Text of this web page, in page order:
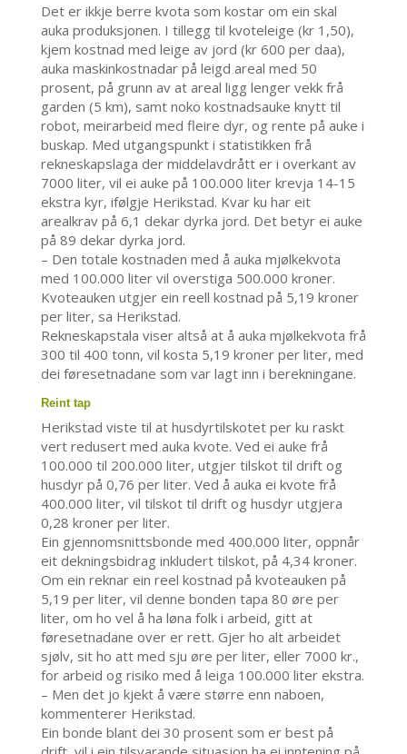
Det er ikkje berre kvota som kostar om ein skal
auka produksjonen. I tillegg til kvoteleige (kr 1,50),
kjem kostnad med leige av jord (kr 600 per daa),
auka maskinkostnadar på leigd areal med 50
prosent, på grunn av at areal ligg lenger vekk frå
garden (5 km), samt noko kostnadsauke knytt til
robot, meirarbeid med fleire dyr, og rente på auke i
buskap. Med utgangspunkt i statistikken frå
rekneskapslaga der middelavdrått er i overkant av
7000 liter, vil ei auke på 100.000 liter krevja 14-15
ekstra kyr, ifølgje Herikstad. Kvar ku har eit
arealkrav på 6,1 dekar dyrka jord. Det betyr ei auke
på 89 dekar dyrka jord.
– Den totale kostnaden med å auka mjølkekvota
med 100.000 liter vil overstiga 500.000 kroner.
Kvoteauken utgjer ein reell kostnad på 5,19 kroner
per liter, sa Herikstad.
Rekneskapstala viser altså at å auka mjølkekvota frå
300 til 400 tonn, vil kosta 5,19 kroner per liter, med
dei føresetnadane som var lagt inn i berekningane.
Reint tap
Herikstad viste til at husdyrtilskotet per ku raskt
vert redusert med auka kvote. Ved ei auke frå
100.000 til 200.000 liter, utgjer tilskot til drift og
husdyr på 0,76 per liter. Ved å auka ei kvote frå
400.000 liter, vil tilskot til drift og husdyr utgjera
0,28 kroner per liter.
Ein gjennomsnittsbonde med 400.000 liter, oppnår
eit dekningsbidrag inkludert tilskot, på 4,34 kroner.
Om ein reknar ein reel kostnad på kvoteauken på
5,19 per liter, vil denne bonden tapa 80 øre per
liter, om ho vel å ha løna folk i arbeid, gitt at
føresetnadane over er rett. Gjer ho alt arbeidet
sjølv, sit ho att med sju øre per liter, eller 7000 kr.,
for arbeid og risiko med å leiga 100.000 liter ekstra.
– Men det jo kjekt å være større enn naboen,
kommenterer Herikstad.
Ein bonde blant dei 30 prosent som er best på